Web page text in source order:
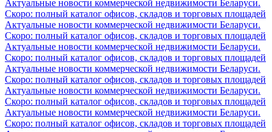
Актуальные новости коммерческой недвижимости Беларуси.
Скоро: полный каталог офисов, складов и торговых площадей
Актуальные новости коммерческой недвижимости Беларуси.
Скоро: полный каталог офисов, складов и торговых площадей
Актуальные новости коммерческой недвижимости Беларуси.
Скоро: полный каталог офисов, складов и торговых площадей
Актуальные новости коммерческой недвижимости Беларуси.
Скоро: полный каталог офисов, складов и торговых площадей
Актуальные новости коммерческой недвижимости Беларуси.
Скоро: полный каталог офисов, складов и торговых площадей
Актуальные новости коммерческой недвижимости Беларуси.
Скоро: полный каталог офисов, складов и торговых площадей